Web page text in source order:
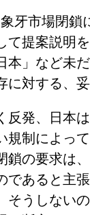
牙市場閉鎖
て提案説明
本」など未
に対する、
反発、日本
規制によっ
鎖の要求は
であると主
そうしない